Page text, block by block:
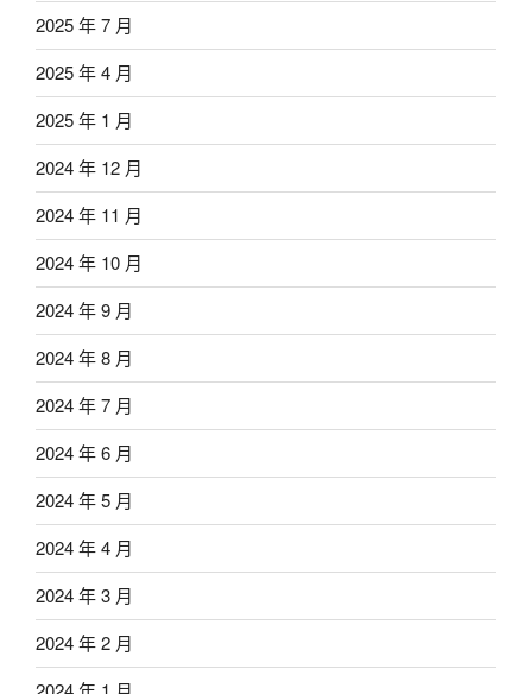
2025 年 7 月
2025 年 4 月
2025 年 1 月
2024 年 12 月
2024 年 11 月
2024 年 10 月
2024 年 9 月
2024 年 8 月
2024 年 7 月
2024 年 6 月
2024 年 5 月
2024 年 4 月
2024 年 3 月
2024 年 2 月